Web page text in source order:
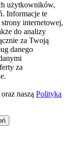
użytkowników,
Informacje te
internetowej,
do analizy
za Twoją
danego
za
naszą Polityką